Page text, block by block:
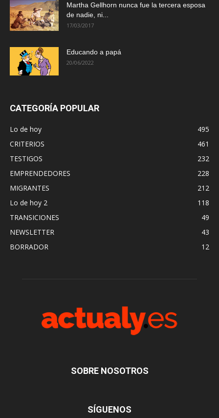
Martha Gellhorn nunca fue la tercera esposa
de nadie, ni...
17/03/2017
Educando a papá
20/06/2022
CATEGORÍA POPULAR
Lo de hoy
495
CRITERIOS
461
TESTIGOS
232
EMPRENDEDORES
228
MIGRANTES
212
Lo de hoy 2
118
TRANSICIONES
49
NEWSLETTER
43
BORRADOR
12
SOBRE NOSOTROS
SÍGUENOS